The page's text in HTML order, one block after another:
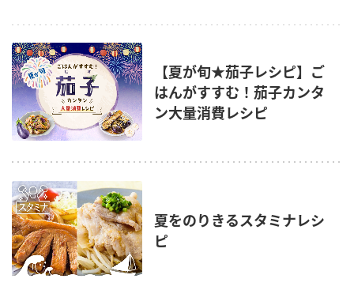
【夏が旬★茄子レシピ】ご
はんがすすむ！茄子カンタ
ン大量消費レシピ
夏をのりきるスタミナレシ
ピ